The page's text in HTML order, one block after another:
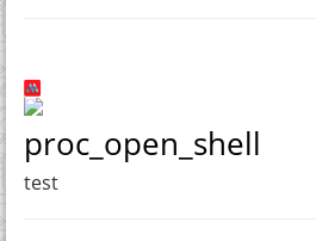
proc_open_shell
test